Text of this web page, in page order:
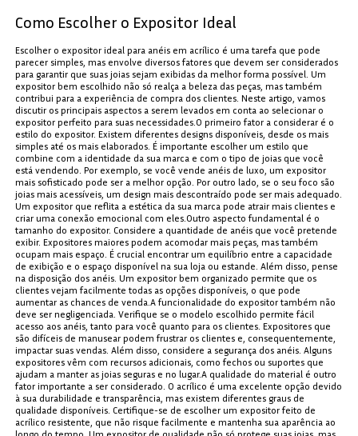
Como Escolher o Expositor Ideal
Escolher o expositor ideal para anéis em acrílico é uma tarefa que pode
parecer simples, mas envolve diversos fatores que devem ser considerados
para garantir que suas joias sejam exibidas da melhor forma possível. Um
expositor bem escolhido não só realça a beleza das peças, mas também
contribui para a experiência de compra dos clientes. Neste artigo, vamos
discutir os principais aspectos a serem levados em conta ao selecionar o
expositor perfeito para suas necessidades.O primeiro fator a considerar é o
estilo do expositor. Existem diferentes designs disponíveis, desde os mais
simples até os mais elaborados. É importante escolher um estilo que
combine com a identidade da sua marca e com o tipo de joias que você
está vendendo. Por exemplo, se você vende anéis de luxo, um expositor
mais sofisticado pode ser a melhor opção. Por outro lado, se o seu foco são
joias mais acessíveis, um design mais descontraído pode ser mais adequado.
Um expositor que reflita a estética da sua marca pode atrair mais clientes e
criar uma conexão emocional com eles.Outro aspecto fundamental é o
tamanho do expositor. Considere a quantidade de anéis que você pretende
exibir. Expositores maiores podem acomodar mais peças, mas também
ocupam mais espaço. É crucial encontrar um equilíbrio entre a capacidade
de exibição e o espaço disponível na sua loja ou estande. Além disso, pense
na disposição dos anéis. Um expositor bem organizado permite que os
clientes vejam facilmente todas as opções disponíveis, o que pode
aumentar as chances de venda.A funcionalidade do expositor também não
deve ser negligenciada. Verifique se o modelo escolhido permite fácil
acesso aos anéis, tanto para você quanto para os clientes. Expositores que
são difíceis de manusear podem frustrar os clientes e, consequentemente,
impactar suas vendas. Além disso, considere a segurança dos anéis. Alguns
expositores vêm com recursos adicionais, como fechos ou suportes que
ajudam a manter as joias seguras e no lugar.A qualidade do material é outro
fator importante a ser considerado. O acrílico é uma excelente opção devido
à sua durabilidade e transparência, mas existem diferentes graus de
qualidade disponíveis. Certifique-se de escolher um expositor feito de
acrílico resistente, que não risque facilmente e mantenha sua aparência ao